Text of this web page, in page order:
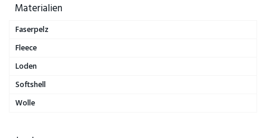
Materialien
Faserpelz
Fleece
Loden
Softshell
Wolle